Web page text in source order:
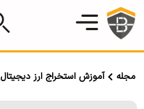
مجله آموزش استخراج ارز دیجیتال